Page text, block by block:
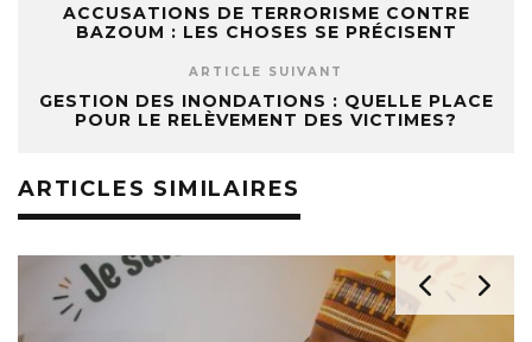
ACCUSATIONS DE TERRORISME CONTRE
BAZOUM : LES CHOSES SE PRÉCISENT
ARTICLE SUIVANT
GESTION DES INONDATIONS : QUELLE PLACE
POUR LE RELÈVEMENT DES VICTIMES?
ARTICLES SIMILAIRES